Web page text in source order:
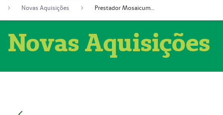
Novas Aquisições
Prestador Mosaicum Espaço Clínico Eireli (51004355-5)
Novas Aquisições